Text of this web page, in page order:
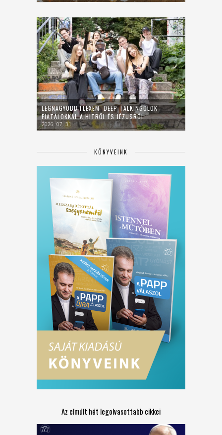
LEGNAGYOBB FLEXEM: DEEP TALKINGOLOK
FIATALOKKAL A HITRŐL ÉS JÉZUSRÓL
2026. 07. 31.
KÖNYVEINK
Az elmúlt hét legolvasottabb cikkei